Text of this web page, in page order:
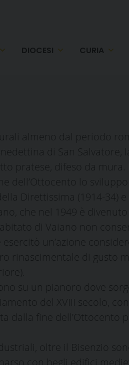
DIOCESI CURIA
almeno dal periodo
di San
pratese, difeso da
dell’Ottocento lo
Direttissima (1914-34)
che nel 1949 è divenuto
di Vaiano non
un’azione
di gusto
su un pianoro dove
del XVIII secolo,
dalla fine dell’Ottocento
oltre il Bisenzio
con begli edifici